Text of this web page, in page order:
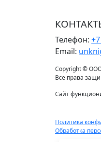
Телефон:
Email:
Copyright © ООО
Все права
Сайт
Политика
Обработка